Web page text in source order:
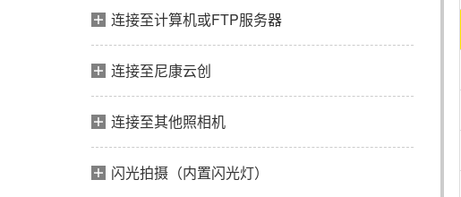
连接至计算机或FTP服务器
连接至尼康云创
连接至其他照相机
闪光拍摄（内置闪光灯）